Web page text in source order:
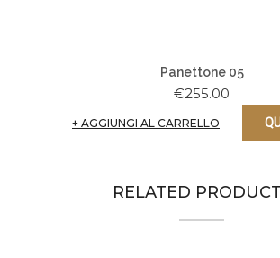
Panettone 05
€255.00
+ AGGIUNGI AL CARRELLO
RELATED